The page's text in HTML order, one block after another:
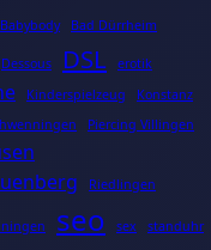
Babybody Bad Dürrheim
Dessous DSL
erotik
Kinderspielzeug
Konstanz
Piercing Villingen
Riedlingen
seo sex standuhr